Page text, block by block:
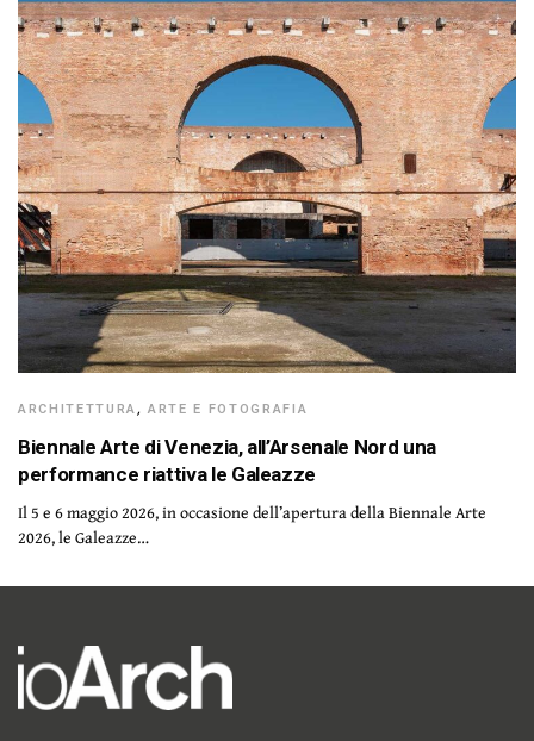
ARCHITETTURA,ARTE E FOTOGRAFIA
Biennale Arte di Venezia, all’Arsenale Nord una
performance riattiva le Galeazze
Il 5 e 6 maggio 2026, in occasione dell’apertura della Biennale Arte
2026, le Galeazze…